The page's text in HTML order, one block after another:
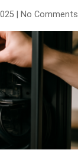
| No Comments